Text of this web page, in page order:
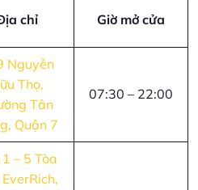
chỉ Giờ mở cửa
Nguyễn
Thọ,
Tân
Quận 7
07:30 – 22:00
– 5 Tòa